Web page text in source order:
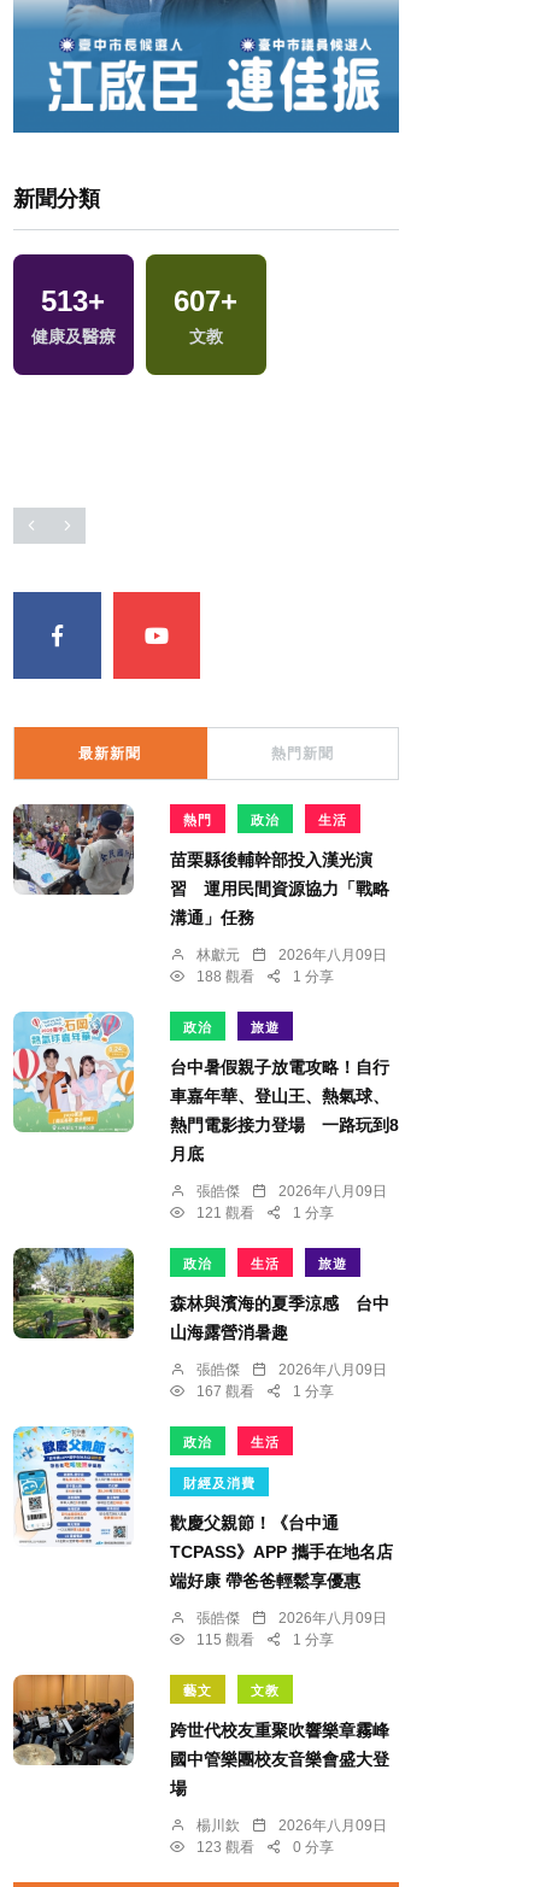
新聞分類
513+
健康及醫療
607+
文教
最新新聞 熱門新聞
熱門 政治 生活
苗栗縣後輔幹部投入漢光演
習 運用民間資源協力「戰略
溝通」任務
林獻元
2026年八月09日
188 觀看
1 分享
政治 旅遊
台中暑假親子放電攻略！自行
車嘉年華、登山王、熱氣球、
熱門電影接力登場 一路玩到8
月底
張皓傑
2026年八月09日
121 觀看
1 分享
政治 生活 旅遊
森林與濱海的夏季涼感 台中
山海露營消暑趣
張皓傑
2026年八月09日
167 觀看
1 分享
政治 生活
財經及消費
歡慶父親節！《台中通
TCPASS》APP 攜手在地名店
端好康 帶爸爸輕鬆享優惠
張皓傑
2026年八月09日
115 觀看
1 分享
藝文 文教
跨世代校友重聚吹響樂章霧峰
國中管樂團校友音樂會盛大登
場
楊川欽
2026年八月09日
123 觀看
0 分享